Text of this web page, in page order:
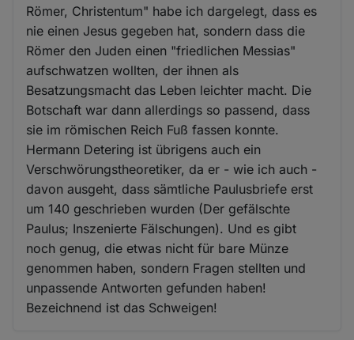
Römer, Christentum" habe ich dargelegt, dass es
nie einen Jesus gegeben hat, sondern dass die
Römer den Juden einen "friedlichen Messias"
aufschwatzen wollten, der ihnen als
Besatzungsmacht das Leben leichter macht. Die
Botschaft war dann allerdings so passend, dass
sie im römischen Reich Fuß fassen konnte.
Hermann Detering ist übrigens auch ein
Verschwörungstheoretiker, da er - wie ich auch -
davon ausgeht, dass sämtliche Paulusbriefe erst
um 140 geschrieben wurden (Der gefälschte
Paulus; Inszenierte Fälschungen). Und es gibt
noch genug, die etwas nicht für bare Münze
genommen haben, sondern Fragen stellten und
unpassende Antworten gefunden haben!
Bezeichnend ist das Schweigen!